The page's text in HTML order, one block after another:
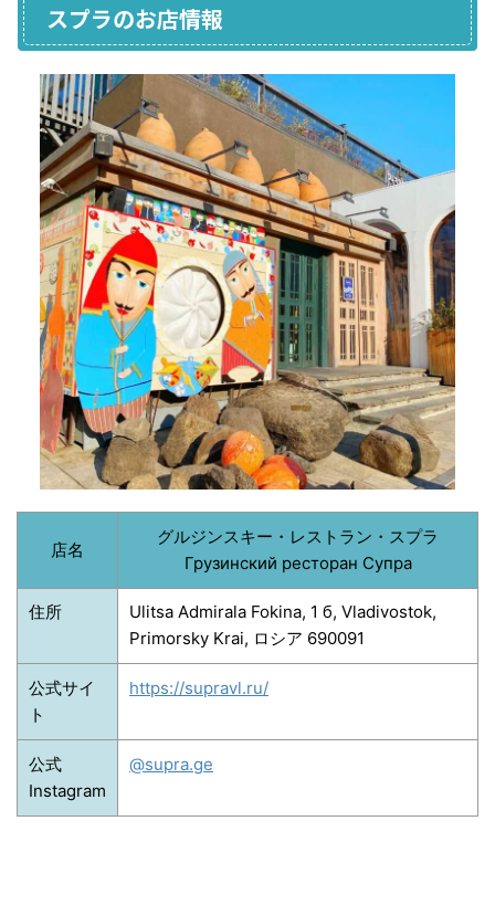
スプラのお店情報
店名
グルジンスキー・レストラン・スプラ
Грузинский ресторан Супра
住所
Ulitsa Admirala Fokina, 1 б, Vladivostok,
Primorsky Krai, ロシア 690091
公式サイ
ト
https://supravl.ru/
公式
Instagram
@supra.ge